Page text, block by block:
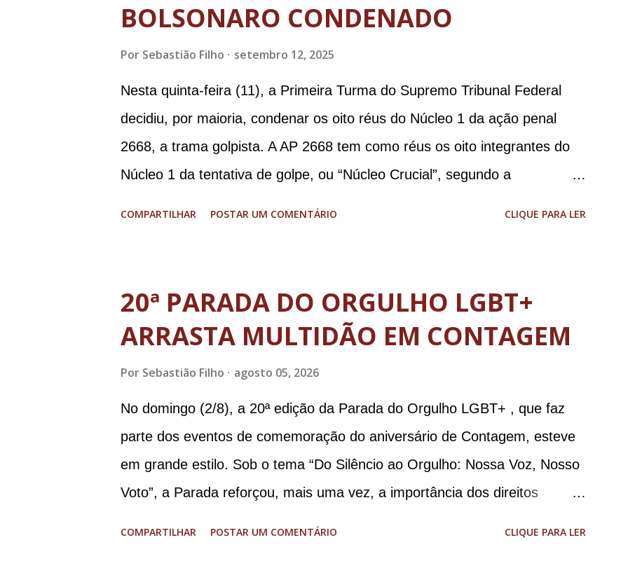
BOLSONARO CONDENADO
Por Sebastião Filho setembro 12, 2025
Nesta quinta-feira (11), a Primeira Turma do Supremo Tribunal Federal
decidiu, por maioria, condenar os oito réus do Núcleo 1 da ação penal
2668, a trama golpista. A AP 2668 tem como réus os oito integrantes do
Núcleo 1 da tentativa de golpe, ou “Núcleo Crucial”, segundo a
Augusto Heleno, ex-chefe do Gabinete de Segurança Institucional (GSI); o
tenente-coronel Mauro Cid, ex-ajudante de ordens de Bolsonaro (réu-
colaborador); o ex-presidente da República Jair Bolsonaro; o general
Paulo Sérgio Nogueira, ex-ministro da Defesa; e o general da reserva
Walter Braga Netto, ex-ministro da Casa Civil e da Defesa. A acusação
envolveu os crimes de tentativa de abolição violenta do Estado
Democrático de Direito, golpe de E...
COMPARTILHAR POSTAR UM COMENTÁRIO CLIQUE PARA LER
20ª PARADA DO ORGULHO LGBT+
ARRASTA MULTIDÃO EM CONTAGEM
Por Sebastião Filho agosto 05, 2026
No domingo (2/8), a 20ª edição da Parada do Orgulho LGBT+ , que faz
parte dos eventos de comemoração do aniversário de Contagem, esteve
em grande estilo. Sob o tema “Do Silêncio ao Orgulho: Nossa Voz, Nosso
Voto”, a Parada reforçou, mais uma vez, a importância dos direitos
COMPARTILHAR POSTAR UM COMENTÁRIO CLIQUE PARA LER